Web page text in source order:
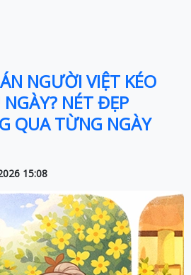
NGƯỜI VIỆT KÉO
NÉT ĐẸP
QUA TỪNG NGÀY
15:08